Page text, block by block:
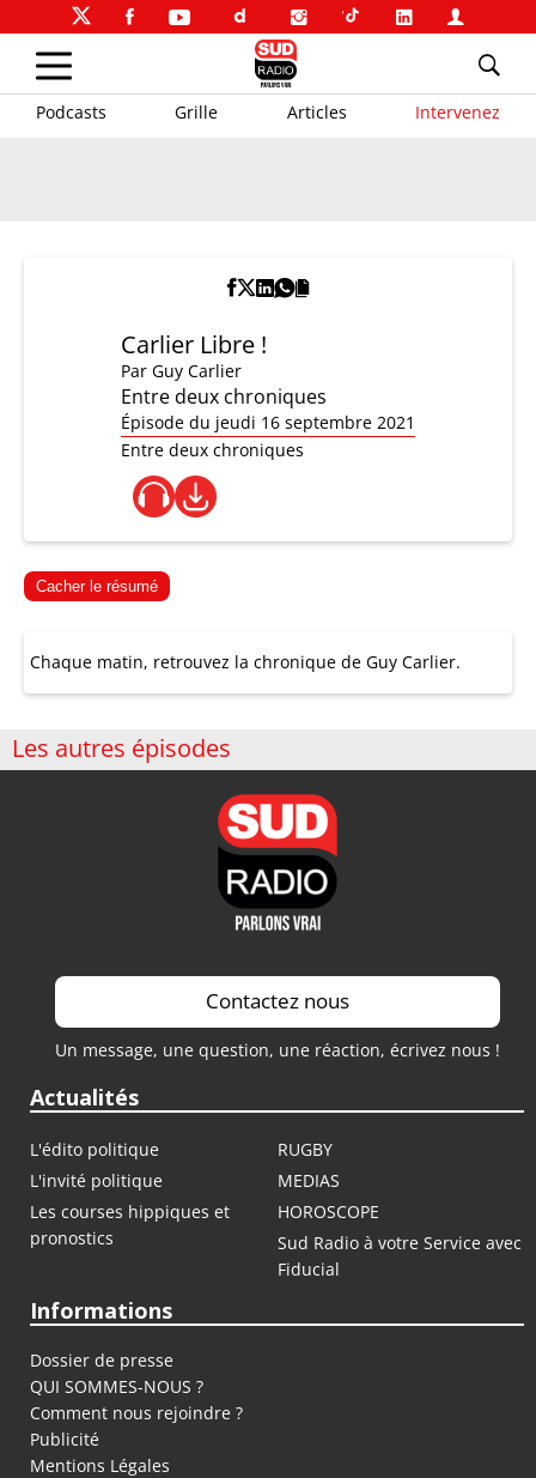
Podcasts Grille Articles Intervenez
Carlier Libre !
Par Guy Carlier
Entre deux chroniques
Épisode du jeudi 16 septembre 2021
Entre deux chroniques
Cacher le résumé
Chaque matin, retrouvez la chronique de Guy Carlier.
Les autres épisodes
Contactez nous
Un message, une question, une réaction, écrivez nous !
Actualités
L'édito politique
RUGBY
L'invité politique
MEDIAS
Les courses hippiques et
pronostics
HOROSCOPE
Sud Radio à votre Service avec
Fiducial
Informations
Dossier de presse
QUI SOMMES-NOUS ?
Comment nous rejoindre ?
Publicité
Mentions Légales